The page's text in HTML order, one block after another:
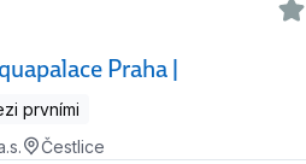
Praha |
prvními
Čestlice